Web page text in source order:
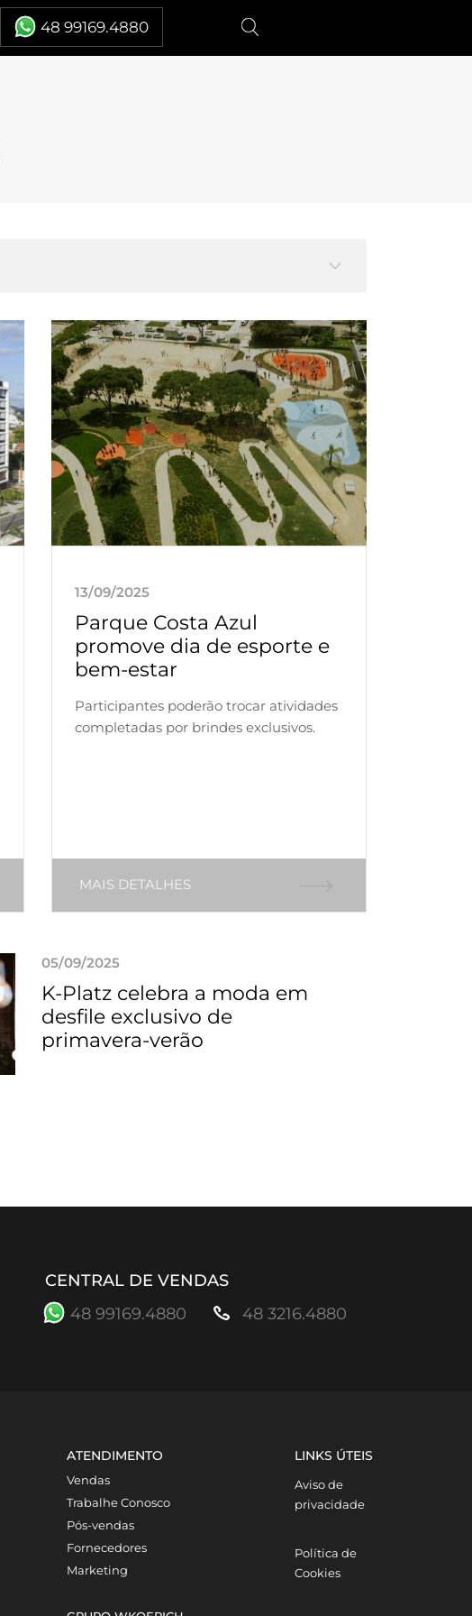
48 99169.4880
13/09/2025
Parque Costa Azul
promove dia de esporte e
bem-estar
Participantes poderão trocar atividades
completadas por brindes exclusivos.
MAIS DETALHES
05/09/2025
K-Platz celebra a moda em
desfile exclusivo de
primavera-verão
CENTRAL DE VENDAS
48 99169.4880
48 3216.4880
ATENDIMENTO
Vendas
Trabalhe Conosco
Pós-vendas
Fornecedores
Marketing
LINKS ÚTEIS
Aviso de
privacidade
Política de
Cookies